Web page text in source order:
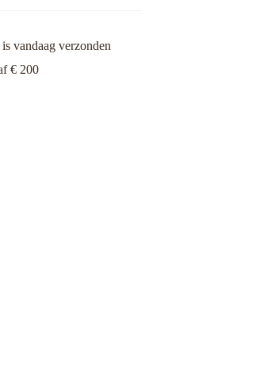
vandaag verzonden
€ 200